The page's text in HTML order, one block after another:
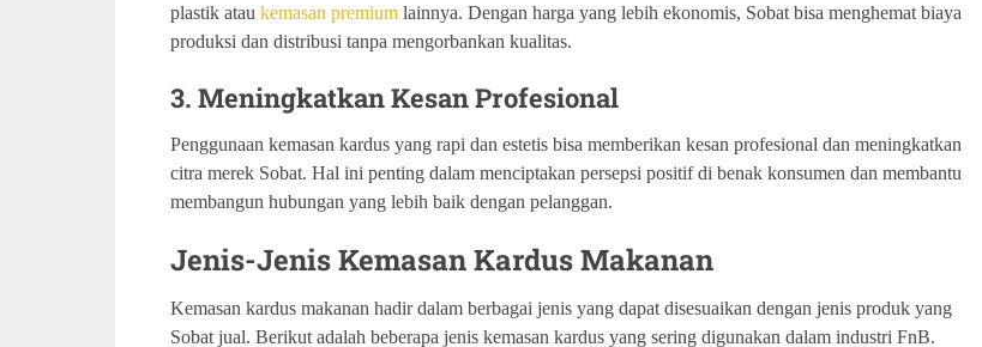
plastik atau kemasan premium lainnya. Dengan harga yang lebih ekonomis, Sobat bisa menghemat biaya
produksi dan distribusi tanpa mengorbankan kualitas.
3. Meningkatkan Kesan Profesional
Penggunaan kemasan kardus yang rapi dan estetis bisa memberikan kesan profesional dan meningkatkan
citra merek Sobat. Hal ini penting dalam menciptakan persepsi positif di benak konsumen dan membantu
membangun hubungan yang lebih baik dengan pelanggan.
Jenis-Jenis Kemasan Kardus Makanan
Kemasan kardus makanan hadir dalam berbagai jenis yang dapat disesuaikan dengan jenis produk yang
Sobat jual. Berikut adalah beberapa jenis kemasan kardus yang sering digunakan dalam industri FnB.